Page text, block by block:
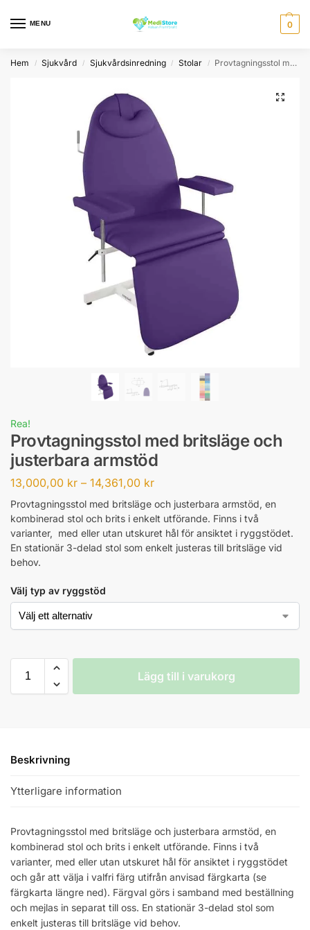
MENU 0
Hem / Sjukvård / Sjukvårdsinredning / Stolar / Provtagningsstol med britsläge och justerbara armstöd
Rea!
Provtagningsstol med britsläge och
justerbara armstöd
13,000,00 kr – 14,361,00 kr
Provtagningsstol med britsläge och justerbara armstöd, en
kombinerad stol och brits i enkelt utförande. Finns i två
varianter, med eller utan utskuret hål för ansiktet i ryggstödet.
En stationär 3-delad stol som enkelt justeras till britsläge vid
behov.
Välj typ av ryggstöd
Lägg till i varukorg
Beskrivning
Ytterligare information
Provtagningsstol med britsläge och justerbara armstöd, en
kombinerad stol och brits i enkelt utförande. Finns i två
varianter, med eller utan utskuret hål för ansiktet i ryggstödet
och går att välja i valfri färg utifrån anvisad färgkarta (se
färgkarta längre ned). Färgval görs i samband med beställning
och mejlas in separat till oss. En stationär 3-delad stol som
enkelt justeras till britsläge vid behov.